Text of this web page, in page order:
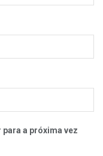
a próxima vez